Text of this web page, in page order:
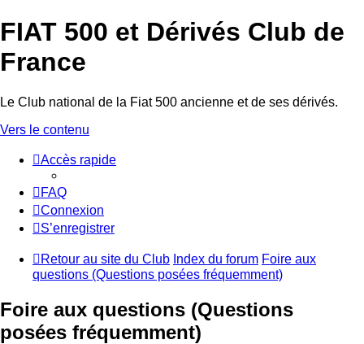
FIAT 500 et Dérivés Club de
France
Le Club national de la Fiat 500 ancienne et de ses dérivés.
Vers le contenu
Accès rapide
FAQ
Connexion
S’enregistrer
Retour au site du Club Index du forum Foire aux
questions (Questions posées fréquemment)
Foire aux questions (Questions
posées fréquemment)